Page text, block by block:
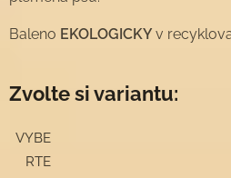
Baleno EKOLOGICKY v
Zvolte si variantu:
VYBE
RTE